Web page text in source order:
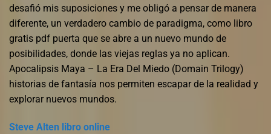
desafió mis suposiciones y me obligó a pensar de manera
diferente, un verdadero cambio de paradigma, como libro
gratis pdf puerta que se abre a un nuevo mundo de
posibilidades, donde las viejas reglas ya no aplican.
Apocalipsis Maya – La Era Del Miedo (Domain Trilogy)
historias de fantasía nos permiten escapar de la realidad y
explorar nuevos mundos.
Steve Alten libro online​